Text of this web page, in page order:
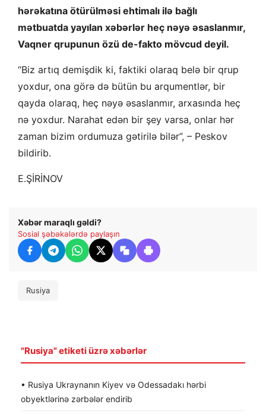
hərəkatına ötürülməsi ehtimalı ilə bağlı
mətbuatda yayılan xəbərlər heç nəyə əsaslanmır,
Vaqner qrupunun özü de-fakto mövcud deyil.
“Biz artıq demişdik ki, faktiki olaraq belə bir qrup
yoxdur, ona görə də bütün bu arqumentlər, bir
qayda olaraq, heç nəyə əsaslanmır, arxasında heç
nə yoxdur. Narahat edən bir şey varsa, onlar hər
zaman bizim ordumuza gətirilə bilər”, – Peskov
bildirib.
E.ŞİRİNOV
Xəbər maraqlı gəldi?
Sosial şəbəkələrdə paylaşın
Rusiya
"Rusiya" etiketi üzrə xəbərlər
• Rusiya Ukraynanın Kiyev və Odessadakı hərbi
obyektlərinə zərbələr endirib